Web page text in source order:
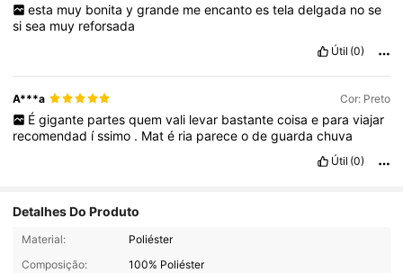
esta muy bonita y grande me encanto es tela delgada no se
sisea muy reforsada
Útil (0)
A***a Cor: Preto
É gigante partes quem vali levar bastante coisa e para viajar
recomendad íssimo . Maté ria pareceodeguardachuva
Útil (0)
Detalhes Do Produto
Material:
Poliéster
Composição:
100% Poliéster
5.8K Seguidores